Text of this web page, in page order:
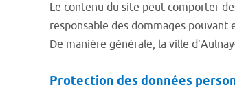
Le contenu du site peut comporter
responsable des dommages
De manière générale, la ville
Protection des données